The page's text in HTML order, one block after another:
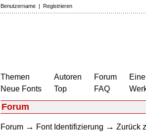
Benutzername | Registrieren
Themen
Neue Fonts
Autoren
Top
Forum
FAQ
Forum
Forum → Font Identifizierung → Zurück